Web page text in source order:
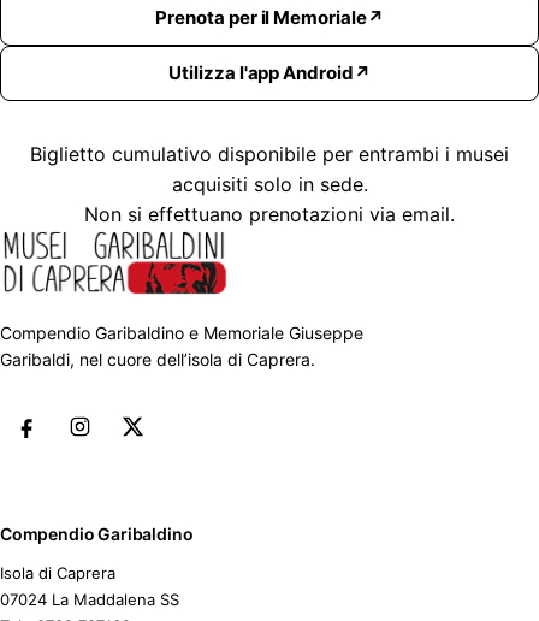
Prenota per il Memoriale
Utilizza l'app Android
Biglietto cumulativo disponibile per entrambi i musei
acquisiti solo in sede.
Non si effettuano prenotazioni via email.
Compendio Garibaldino e Memoriale Giuseppe
Garibaldi, nel cuore dell’isola di Caprera.
Compendio Garibaldino
Isola di Caprera
07024 La Maddalena SS